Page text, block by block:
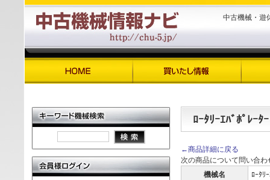
中古機械・遊
ﾛｰﾀﾘｰｴﾊﾞﾎﾟﾚｰﾀｰ
←商品詳細に戻る
次の商品について問い合わ
機械名
ﾛｰﾀﾘ